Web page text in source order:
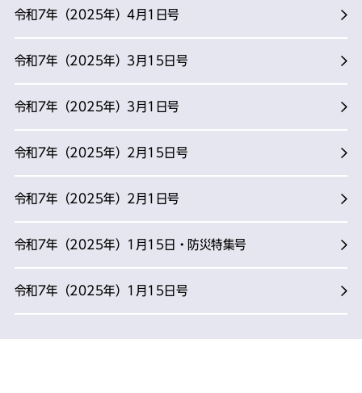
令和7年（2025年）4月1日号
令和7年（2025年）3月15日号
令和7年（2025年）3月1日号
令和7年（2025年）2月15日号
令和7年（2025年）2月1日号
令和7年（2025年）1月15日・防災特集号
令和7年（2025年）1月15日号